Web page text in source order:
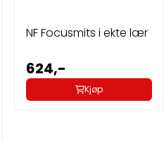
NF Focusmits i ekte lær
624,-
Kjøp